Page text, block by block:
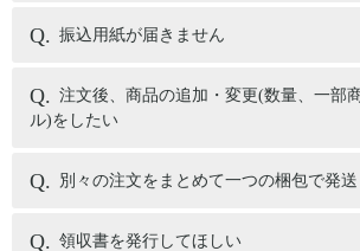
振込用紙が届きません
注文後、商品の追加・変更(数量、一部
ル)をしたい
別々の注文をまとめて一つの梱包で発
領収書を発行してほしい